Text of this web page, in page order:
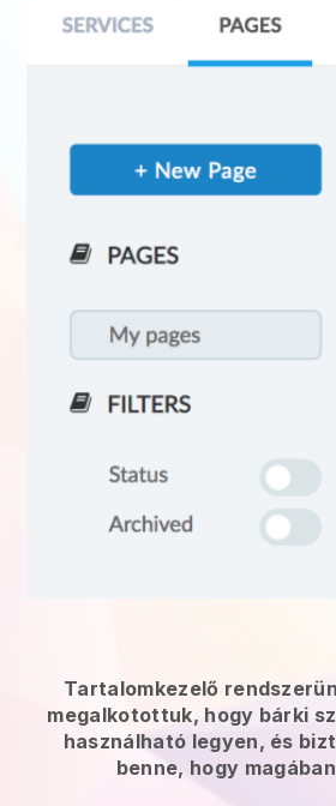
Tartalomkezelő
megalkotottuk, hogy bárki
használható legyen, és
benne, hogy